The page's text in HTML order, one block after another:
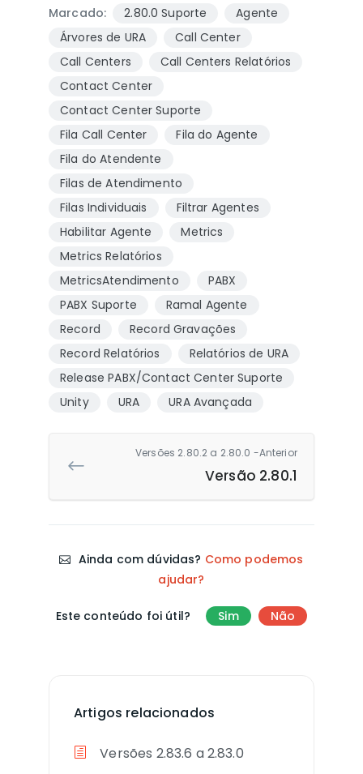
Marcado: 2.80.0 Suporte
Agente
Árvores de URA
Call Center
Call Centers
Call Centers Relatórios
Contact Center
Contact Center Suporte
Fila Call Center
Fila do Agente
Fila do Atendente
Filas de Atendimento
Filas Individuais
Filtrar Agentes
Habilitar Agente
Metrics
Metrics Relatórios
MetricsAtendimento
PABX
PABX Suporte
Ramal Agente
Record
Record Gravações
Record Relatórios
Relatórios de URA
Release PABX/Contact Center Suporte
Unity
URA URA Avançada
Versões 2.80.2 a 2.80.0 -Anterior
Versão 2.80.1
Ainda com dúvidas? Como podemos
ajudar?
Este conteúdo foi útil? Sim Não
Artigos relacionados
Versões 2.83.6 a 2.83.0